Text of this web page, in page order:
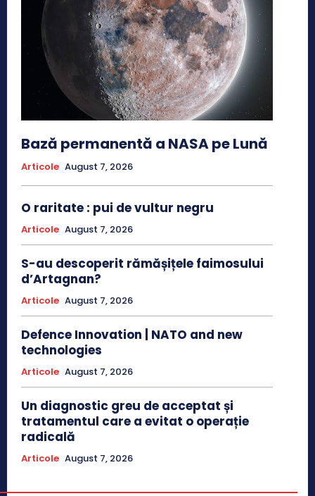
Bază permanentă a NASA pe Lună
Articole August 7, 2026
O raritate : pui de vultur negru
Articole August 7, 2026
S-au descoperit rămășițele faimosului
d’Artagnan?
Articole August 7, 2026
Defence Innovation | NATO and new
technologies
Articole August 7, 2026
Un diagnostic greu de acceptat și
tratamentul care a evitat o operație
radicală
Articole August 7, 2026